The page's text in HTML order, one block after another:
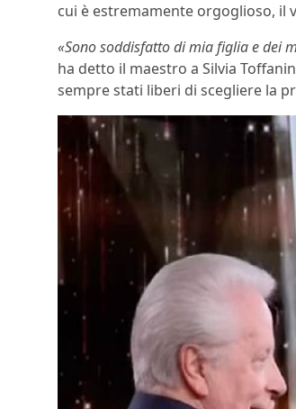
cui è estremamente orgoglioso,
«Sono soddisfatto di mia figlia e dei
ha detto il maestro a Silvia
sempre stati liberi di scegliere la